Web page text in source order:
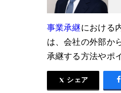
事業承継における
は、会社の外部か
承継する方法やポ
シェア